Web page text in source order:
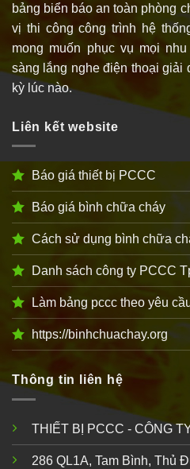
bảng biển báo an toàn phòng
vị thi công công trình hệ
mong muốn phục vụ mọi
sàng lắng nghe điện thoại giải
kỳ lúc nào.
Liên kết website
Báo giá thiết bị PCCC
Báo giá bình chữa cháy
Cách sử dụng bình chữa
Danh sách công ty PCCC
Làm bảng pccc theo yêu
https://binhchuachay.org
Thông tin liên hệ
THIẾT BỊ PCCC - CÔNG
286 QL1A, Tam Bình, Thủ